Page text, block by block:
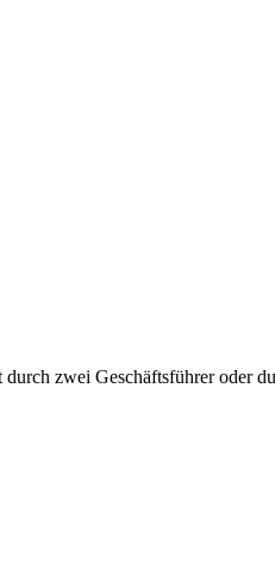
zwei Geschäftsführer oder